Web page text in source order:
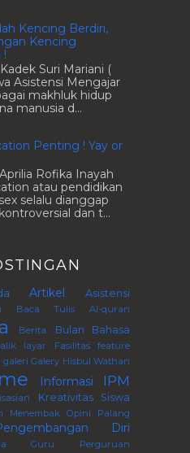
Kencing Berdiri,
Kencing
!
Suri Mariani (
Asistensi Mengajar
makhluk hidup
manusia d...
Penting ! Yay or
Rofika Inayah
atau pendidikan
selalu dianggap
dan t...
Artikel
Asistensi
Baca Tulis Al-quran
Berita.
Bulan Bahasa
layar Fasilitas
feature
galeri Galery Hisbul Wathan
Informasi IPM
Kreativitas Siswa
Menembak Opini
Palang
Diri
Guru Perguruan